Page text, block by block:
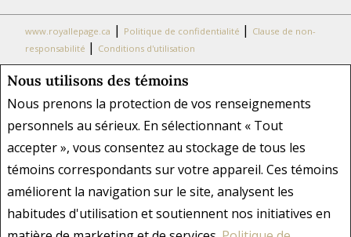
Nous utilisons des témoins
Nous prenons la protection de vos renseignements
personnels au sérieux. En sélectionnant « Tout
accepter », vous consentez au stockage de tous les
témoins correspondants sur votre appareil. Ces témoins
améliorent la navigation sur le site, analysent les
habitudes d'utilisation et soutiennent nos initiatives en
www.royallepage.ca | Politique de confidentialité | Clause de non-
responsabilité | Conditions d'utilisation
Tous les renseignements affichés sont jugés fiables; leur exactitude
indépendante. Aucune garantie ni représentation de quelque nature
que ce soit est donnée quant à l'exactitude desdits renseignements.
Ne vise pas à solliciter les acheteurs ou vendeurs, propriétaires ou
locataires actuellement sous contrat. REALTOR®, REALTORS® et le
logo REALTOR® sont des marques déposées de REALTOR® Canada
Inc., une compagnie dont la National Association of REALTORS® et
l'Association canadienne de l'immeuble sont propriétaires. Les
marques de commerce REALTOR® servent à distinguer les services